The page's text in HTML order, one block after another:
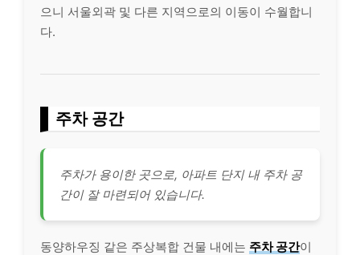
으니 서울외곽 및 다른 지역으로의 이동이 수월합니
다.
주차 공간
주차가 용이한 곳으로, 아파트 단지 내 주차 공
간이 잘 마련되어 있습니다.
동양하우징 같은 주상복합 건물 내에는 주차 공간이